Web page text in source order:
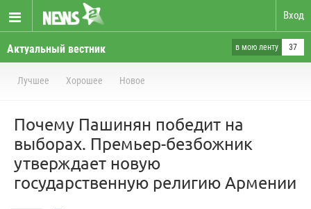
Вход
Актуальный вестник в мою ленту 37
Лучшее Хорошее Новое
Почему Пашинян победит на
выборах. Премьер-безбожник
утверждает новую
государственную религию Армении